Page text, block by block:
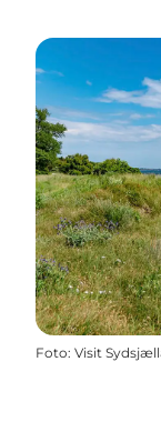
Foto: Visit